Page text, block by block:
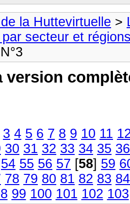
la Huttevirtuelle >
secteur et
version
3 4 5 6 7 8 9 10 11
30 31 32 33 34 35 36
54 55 56 57 [58] 59
78 79 80 81 82 83 84
99 100 101 102 103